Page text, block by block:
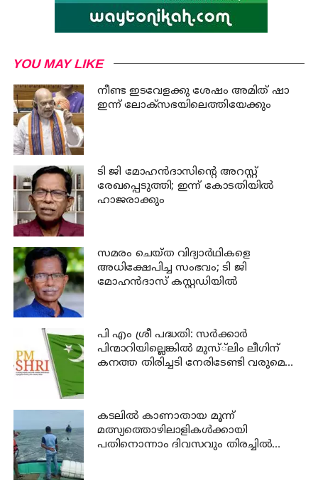
YOU MAY LIKE
നീണ്ട ഇടവേളക്കു ശേഷം അമിത് ഷാ
ഇന്ന് ലോക്‌സഭയിലെത്തിയേക്കും
ടി ജി മോഹന്‍ദാസിന്റെ അറസ്റ്റ്
രേഖപ്പെടുത്തി; ഇന്ന് കോടതിയില്‍
ഹാജരാക്കും
സമരം ചെയ്ത വിദ്യാര്‍ഥികളെ
അധിക്ഷേപിച്ച സംഭവം; ടി ജി
മോഹന്‍ദാസ് കസ്റ്റഡിയിൽ
പി എം ശ്രീ പദ്ധതി: സര്‍ക്കാര്‍
പിന്മാറിയില്ലെങ്കില്‍ മുസ്്‌ലിം ലീഗിന്
കനത്ത തിരിച്ചടി നേരിടേണ്ടി വരുമെന്നു
കടലില്‍ കാണാതായ മൂന്ന്
മത്സ്യത്തൊഴിലാളികള്‍ക്കായി
പതിനൊന്നാം ദിവസവും തിരച്ചില്‍